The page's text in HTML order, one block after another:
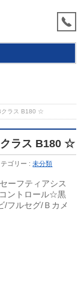
クラス B180 ☆
ラス B180 ☆
テゴリー :未分類
ーフティアシス
ントロール☆黒
フルセグ/Ｂカメ